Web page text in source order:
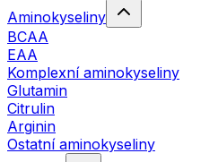
Aminokyseliny
BCAA
EAA
Komplexní aminokyseliny
Glutamin
Citrulin
Arginin
Ostatní aminokyseliny